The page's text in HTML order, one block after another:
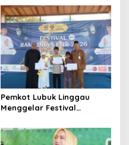
ASN Purna Tugas Pemkab
Musi Rawas
Pemkot Lubuk Linggau
Menggelar Festival
Hadirkan Event Bernuansa
Religius